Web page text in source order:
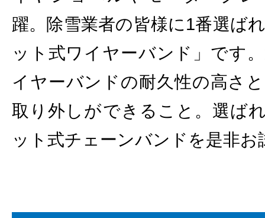
躍。除雪業者の皆様に1番選ば
ット式ワイヤーバンド」です
イヤーバンドの耐久性の高さ
取り外しができること。選ば
ット式チェーンバンドを是非お